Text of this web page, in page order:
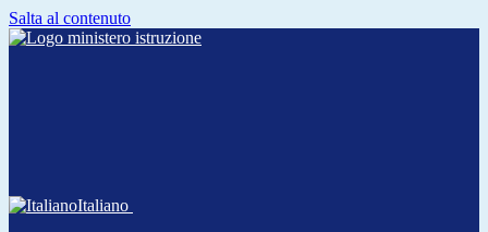
Salta al contenuto
Italiano